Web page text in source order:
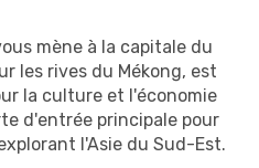
mène à la capitale du
les rives du Mékong, est
la culture et l'économie
d'entrée principale pour
l'Asie du Sud-Est.